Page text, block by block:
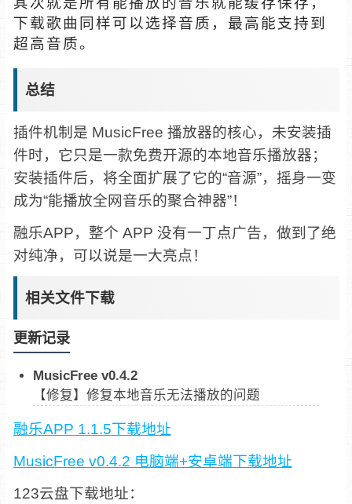
下载歌曲同样可以选择音质，最高能支持到
超高音质。
总结
插件机制是 MusicFree 播放器的核心，未安装插
件时，它只是一款免费开源的本地音乐播放器；
安装插件后，将全面扩展了它的“音源”，摇身一变
成为“能播放全网音乐的聚合神器”！
融乐APP，整个 APP 没有一丁点广告，做到了绝
对纯净，可以说是一大亮点！
相关文件下载
更新记录
MusicFree v0.4.2
【修复】修复本地音乐无法播放的问题
融乐APP 1.1.5下载地址
MusicFree v0.4.2 电脑端+安卓端下载地址
123云盘下载地址：